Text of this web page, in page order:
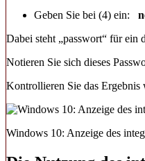
Geben Sie bei (4) ein:
Dabei steht „passwort“ für ein
Notieren Sie sich dieses
Kontrollieren Sie das Ergebnis
Windows 10: Anzeige des